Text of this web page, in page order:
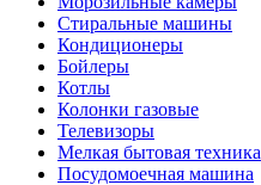
Стиральные машины
Кондиционеры
Бойлеры
Котлы
Колонки газовые
Телевизоры
Мелкая бытовая техника
Посудомоечная машина